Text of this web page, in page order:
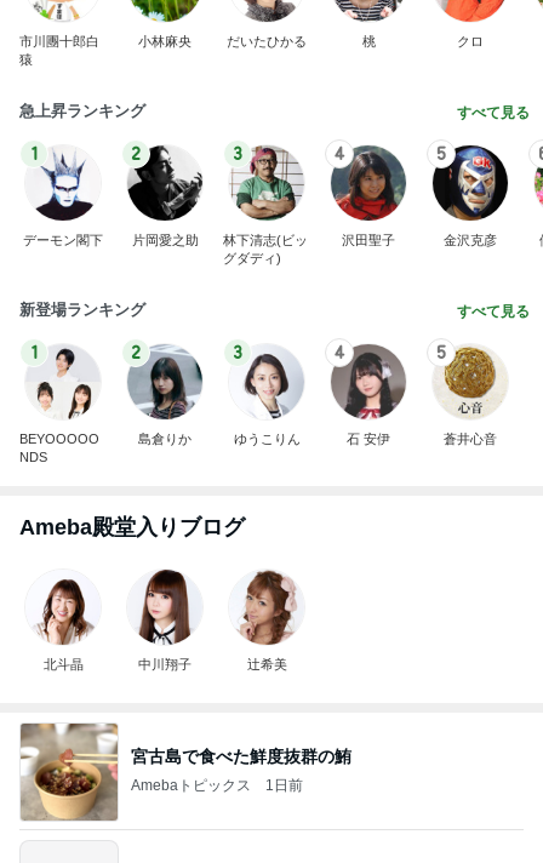
市川團十郎白
猿
小林麻央 だいたひかる 桃 クロ
急上昇ランキング すべて見る
1
デーモン閣下
2
片岡愛之助
3
林下清志(ビッ
グダディ)
4
沢田聖子
5
金沢克彦
新登場ランキング すべて見る
1
BEYOOOOO
NDS
2
島倉りか
3
ゆうこりん
4
石 安伊
5
蒼井心音
Ameba殿堂入りブログ
北斗晶 中川翔子 辻希美
宮古島で食べた鮮度抜群の鮪
Amebaトピックス 1日前